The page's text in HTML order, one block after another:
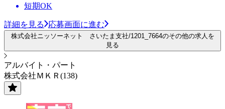
短期OK
詳細を見る 応募画面に進む
株式会社ニッソーネット さいたま支社/1201_7664のその他の求人を
見る
アルバイト・パート
株式会社ＭＫＲ(138)